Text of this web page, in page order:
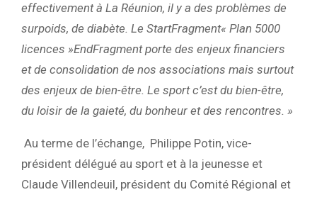
effectivement à La Réunion, il y a des problèmes de
surpoids, de diabète. Le StartFragment« Plan 5000
licences »EndFragment porte des enjeux financiers
et de consolidation de nos associations mais surtout
des enjeux de bien-être. Le sport c’est du bien-être,
du loisir de la gaieté, du bonheur et des rencontres. »
Au terme de l’échange, Philippe Potin, vice-
président délégué au sport et à la jeunesse et
Claude Villendeuil, président du Comité Régional et